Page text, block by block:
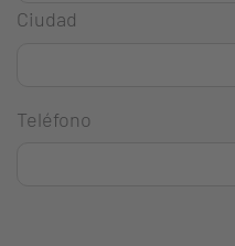
Ciudad
Teléfono